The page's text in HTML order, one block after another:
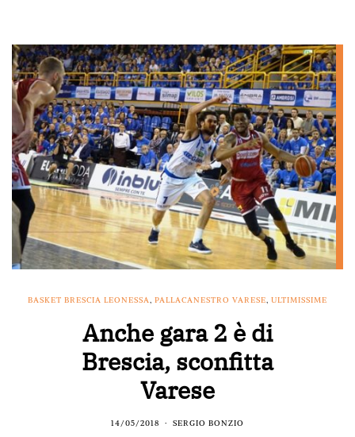
BASKET BRESCIA LEONESSA, PALLACANESTRO VARESE, ULTIMISSIME
Anche gara 2 è di
Brescia, sconfitta
Varese
14/05/2018 SERGIO BONZIO